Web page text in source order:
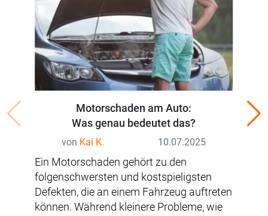
Motorschaden am Auto:
Was genau bedeutet das?
von Kai K. 10.07.2025
Ein Motorschaden gehört zu den
folgenschwersten und kostspieligsten
Defekten, die an einem Fahrzeug auftreten
können. Während kleinere Probleme, wie